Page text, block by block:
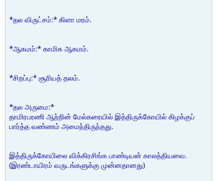
*தல விருட்சம்:* கிளா மரம்.
*ஆகமம்:* காமிக ஆகமம்.
*சிறப்பு:* சூரியத் தலம்.
*தல அருமை:*
தாமிரபரணி ஆற்றின் மேல்கரையில் இத்திருக்கோயில் கிழக்குப்
பார்த்த வண்ணம் அமைந்திருந்தது.
இத்திருக்கோயிலை விக்கிரசிங்க பாண்டியன் காலத்தியவை.
(இரண்டாயிரம் வருடங்களுக்கு முன்னதானது)